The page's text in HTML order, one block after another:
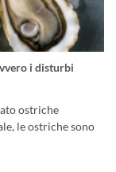
i disturbi
ostriche
le ostriche sono